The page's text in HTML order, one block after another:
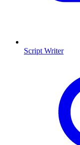
Script Writer